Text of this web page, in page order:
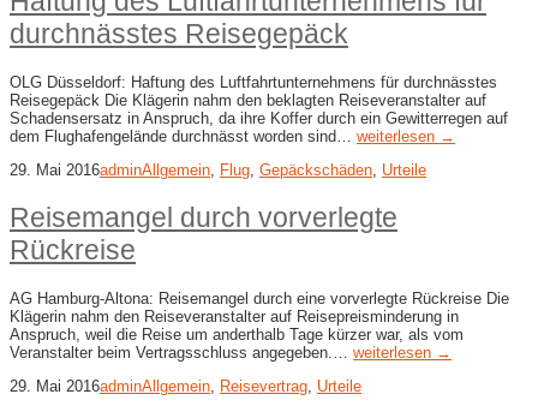
durchnässtes Reisegepäck
OLG Düsseldorf: Haftung des Luftfahrtunternehmens für durchnässtes
Reisegepäck Die Klägerin nahm den beklagten Reiseveranstalter auf
Schadensersatz in Anspruch, da ihre Koffer durch ein Gewitterregen auf
dem Flughafengelände durchnässt worden sind… weiterlesen →
29. Mai 2016adminAllgemein, Flug, Gepäckschäden, Urteile
Reisemangel durch vorverlegte
Rückreise
AG Hamburg-Altona: Reisemangel durch eine vorverlegte Rückreise Die
Klägerin nahm den Reiseveranstalter auf Reisepreisminderung in
Anspruch, weil die Reise um anderthalb Tage kürzer war, als vom
Veranstalter beim Vertragsschluss angegeben.… weiterlesen →
29. Mai 2016adminAllgemein, Reisevertrag, Urteile